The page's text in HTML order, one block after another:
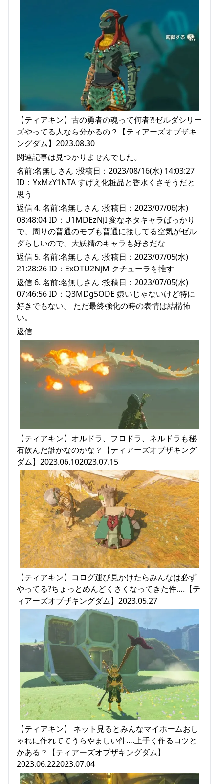
【ティアキン】古の勇者の魂って何者?!ゼルダシリー
ズやってる人なら分かるの？【ティアーズオブザキ
ングダム】2023.08.30
関連記事は見つかりませんでした。
名前:名無しさん :投稿日：2023/08/16(水) 14:03:27
ID：YxMzY1NTA すげえ化粧品と香水くさそうだと
思う
返信 4. 名前:名無しさん :投稿日：2023/07/06(木)
08:48:04 ID：U1MDEzNjI 変なネタキャラばっかり
で、周りの普通のモブも普通に接してる空気がゼル
ダらしいので、大妖精のキャラも好きだな
返信 5. 名前:名無しさん :投稿日：2023/07/05(水)
21:28:26 ID：ExOTU2NjM クチューラを推す
返信 6. 名前:名無しさん :投稿日：2023/07/05(水)
07:46:56 ID：Q3MDg5ODE 嫌いじゃないけど特に
好きでもない。 ただ最終強化の時の表情は結構怖
い。
返信
【ティアキン】オルドラ、フロドラ、ネルドラも秘
石飲んだ誰かなのかな？【ティアーズオブザキング
ダム】2023.06.102023.07.15
【ティアキン】コログ運び見かけたらみんなは必ず
やってる?ちょっとめんどくさくなってきた件….【テ
ィアーズオブザキングダム】2023.05.27
【ティアキン】 ネット見るとみんなマイホームおし
ゃれに作れててうらやましい件….上手く作るコツと
かある？【ティアーズオブザキングダム】
2023.06.222023.07.04